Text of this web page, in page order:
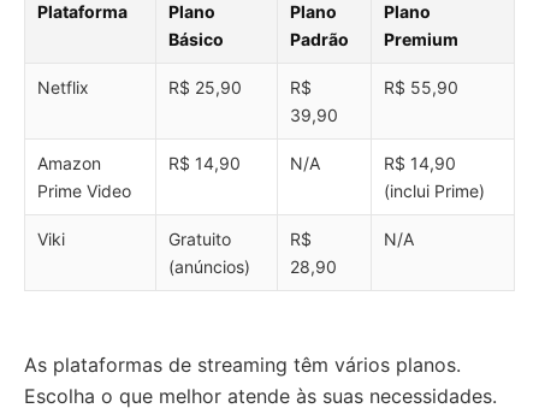
Plataforma
Plano
Básico
Plano
Padrão
Plano
Premium
Netflix R$ 25,90
R$
39,90
R$ 55,90
Amazon
Prime Video
R$ 14,90 N/A
R$ 14,90
(inclui Prime)
Viki
Gratuito
(anúncios)
R$
28,90
N/A
As plataformas de streaming têm vários planos.
Escolha o que melhor atende às suas necessidades.